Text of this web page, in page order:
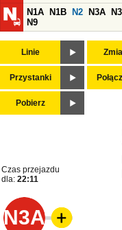
N1A
N1B N2 N3A
N9
Linie
Przystanki
Pobierz
Czas przejazdu
dla: 22:11
N3A